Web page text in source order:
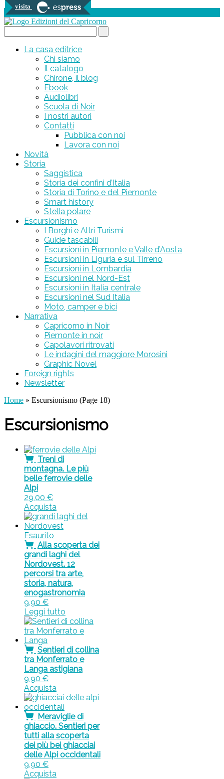
visita
0 prodotti
La casa editrice
Chi siamo
Il catalogo
Chirone, il blog
Ebook
Audiolibri
Scuola di Noir
I nostri autori
Contatti
Pubblica con noi
Lavora con noi
Novità
Storia
Saggistica
Storia dei confini d’Italia
Storia di Torino e del Piemonte
Smart history
Stella polare
Escursionismo
I Borghi e Altri Turismi
Guide tascabili
Escursioni in Piemonte e Valle d’Aosta
Escursioni in Liguria e sul Tirreno
Escursioni in Lombardia
Escursioni nel Nord-Est
Escursioni in Italia centrale
Escursioni nel Sud Italia
Moto, camper e bici
Narrativa
Capricorno in Noir
Piemonte in noir
Capolavori ritrovati
Le indagini del maggiore Morosini
Graphic Novel
Foreign rights
Newsletter
Home » Escursionismo (Page 18)
Escursionismo
Treni di
montagna. Le più
belle ferrovie delle
Alpi
29,00 €
Acquista
Esaurito
Alla scoperta dei
grandi laghi del
Nordovest. 12
percorsi tra arte,
storia, natura,
enogastronomia
9,90 €
Leggi tutto
Sentieri di collina
tra Monferrato e
Langa astigiana
9,90 €
Acquista
Meraviglie di
ghiaccio. Sentieri per
tutti alla scoperta
dei più bei ghiacciai
delle Alpi occidentali
9,90 €
Acquista